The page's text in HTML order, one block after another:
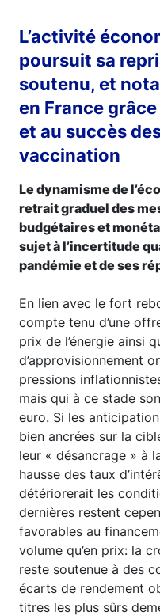
L’activité
poursuit sa
soutenu, et
en France
et au succès
vaccination
Le dynamisme de
retrait graduel des
budgétaires et
sujet à l’incertitude
pandémie et de ses
En lien avec le fort
compte tenu d’une
prix de l’énergie ainsi
d’approvisionnement
pressions
mais qui à ce stade
euro. Si les
bien ancrées sur la
leur « désancrage » à
hausse des taux
détériorerait les
dernières restent
favorables au
volume qu’en prix: la
reste soutenue à des
écarts de rendement
titres les plus sûrs